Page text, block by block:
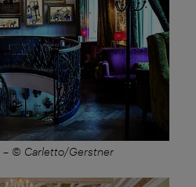
– © Carletto/Gerstner